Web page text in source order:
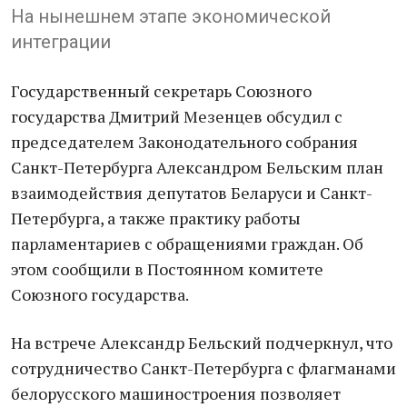
На нынешнем этапе экономической
интеграции
Государственный секретарь Союзного
государства Дмитрий Мезенцев обсудил с
председателем Законодательного собрания
Санкт-Петербурга Александром Бельским план
взаимодействия депутатов Беларуси и Санкт-
Петербурга, а также практику работы
парламентариев с обращениями граждан. Об
этом сообщили в Постоянном комитете
Союзного государства.
На встрече Александр Бельский подчеркнул, что
сотрудничество Санкт-Петербурга с флагманами
белорусского машиностроения позволяет